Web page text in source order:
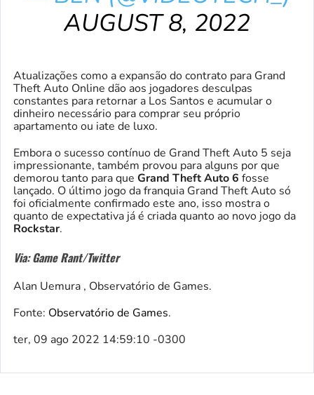
AUGUST 8, 2022
Atualizações como a expansão do contrato para Grand
Theft Auto Online dão aos jogadores desculpas
constantes para retornar a Los Santos e acumular o
dinheiro necessário para comprar seu próprio
apartamento ou iate de luxo.
Embora o sucesso contínuo de Grand Theft Auto 5 seja
impressionante, também provou para alguns por que
demorou tanto para que Grand Theft Auto 6 fosse
lançado. O último jogo da franquia Grand Theft Auto só
foi oficialmente confirmado este ano, isso mostra o
quanto de expectativa já é criada quanto ao novo jogo da
Rockstar.
Via: Game Rant/Twitter
Alan Uemura , Observatório de Games.
Fonte: Observatório de Games.
ter, 09 ago 2022 14:59:10 -0300